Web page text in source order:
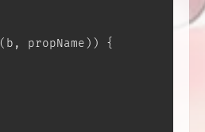
(b, propName)) {